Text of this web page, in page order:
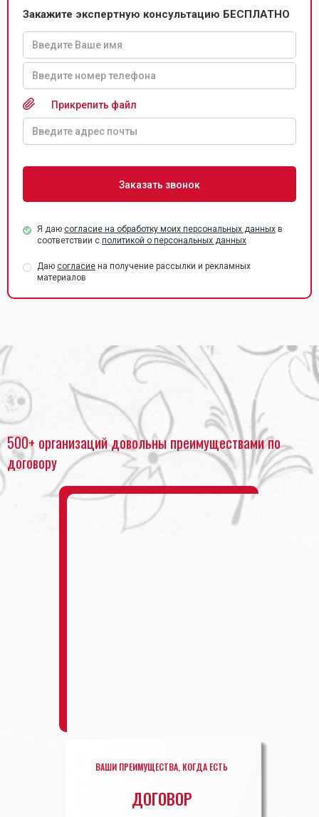
Закажите экспертную консультацию БЕСПЛАТНО
Прикрепить файл
Я даю согласие на обработку моих персональных данных в
соответствии с политикой о персональных данных
Даю согласие на получение рассылки и рекламных
материалов
Главная ПЕЧАТЬ ЧЕРТЕЖЕЙ
Срочная печать чертежей
500+ организаций довольны преимуществами по
договору
ВАШИ ПРЕИМУЩЕСТВА, КОГДА ЕСТЬ
ДОГОВОР